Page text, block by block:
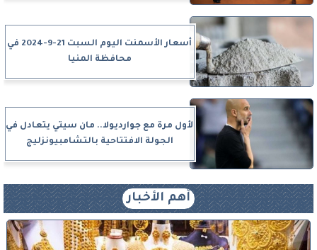
أسعار الأسمنت اليوم السبت 21-9-2024 في
محافظة المنيا
لأول مرة مع جوارديولا.. مان سيتي يتعادل في
الجولة الافتتاحية بالتشامبيونزليج
أهم الأخبار